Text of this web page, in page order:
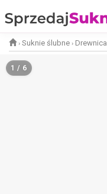
› Suknie ślubne › Drewnica
1 / 6